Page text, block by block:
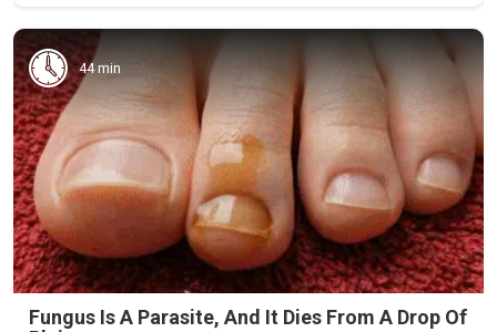
44 min
Fungus Is A Parasite, And It Dies From A Drop Of